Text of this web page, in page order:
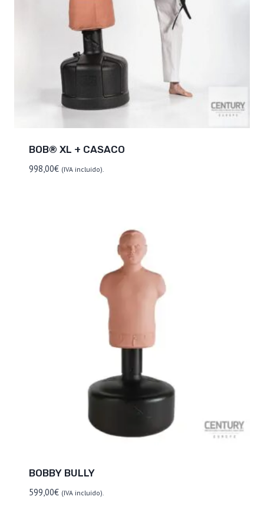
BOB® XL + CASACO
998,00€ (IVA incluído).
BOBBY BULLY
599,00€ (IVA incluído).